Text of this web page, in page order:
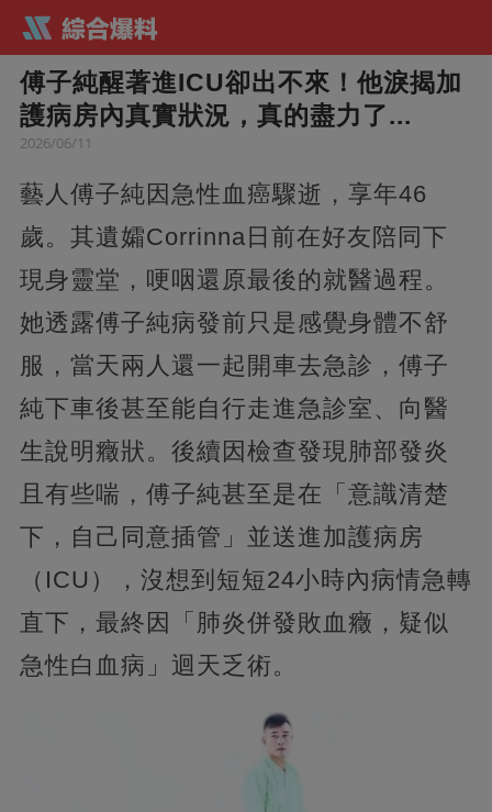
傅子純醒著進ICU卻出不來！他淚揭加
護病房內真實狀況，真的盡力了...
2026/06/11
藝人傅子純因急性血癌驟逝，享年46
歲。其遺孀Corrinna日前在好友陪同下
現身靈堂，哽咽還原最後的就醫過程。
她透露傅子純病發前只是感覺身體不舒
服，當天兩人還一起開車去急診，傅子
純下車後甚至能自行走進急診室、向醫
生說明癥狀。後續因檢查發現肺部發炎
且有些喘，傅子純甚至是在「意識清楚
下，自己同意插管」並送進加護病房
（ICU），沒想到短短24小時內病情急轉
直下，最終因「肺炎併發敗血癥，疑似
急性白血病」迴天乏術。